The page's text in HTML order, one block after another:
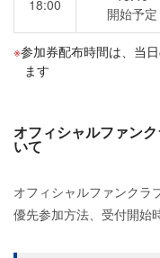
18:00
開始予定
参加券配布時間は、当
ます
オフィシャルファン
いて
オフィシャルファンクラ
優先参加方法、受付開始